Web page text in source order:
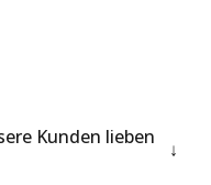
Kunden lieben